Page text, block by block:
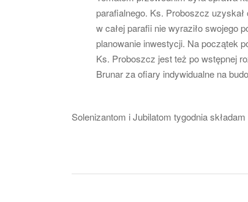
parafialnego. Ks. Proboszcz
w całej parafii nie wyraziło swojego
planowanie inwestycji. Na początek
Ks. Proboszcz jest też po wstępnej
Brunar za ofiary indywidualne na
Solenizantom i Jubilatom tygodnia